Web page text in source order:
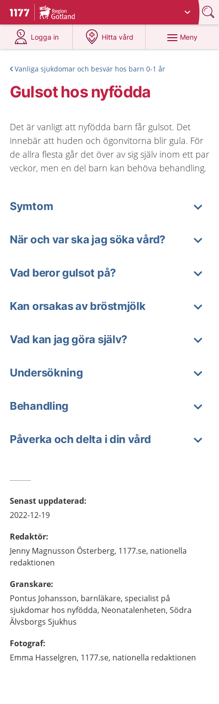
Till startsidan för 1177
Du har valt region
Logga in
på 1177.se
Hitta vård
på 1177.se
Meny
Vanliga sjukdomar och besvär hos barn 0-1 år
Gulsot hos nyfödda
Det är vanligt att nyfödda barn får gulsot. Det
innebär att huden och ögonvitorna blir gula. För
de allra flesta går det över av sig själv inom ett par
veckor, men en del barn kan behöva behandling.
Symtom
När och var ska jag söka vård?
Vad beror gulsot på?
Kan orsakas av bröstmjölk
Vad kan jag göra själv?
Undersökning
Behandling
Påverka och delta i din vård
Senast uppdaterad:
2022-12-19
Redaktör:
Jenny Magnusson Österberg, 1177.se, nationella
redaktionen
Granskare:
Pontus Johansson, barnläkare, specialist på
sjukdomar hos nyfödda, Neonatalenheten, Södra
Älvsborgs Sjukhus
Fotograf:
Emma Hasselgren, 1177.se, nationella redaktionen